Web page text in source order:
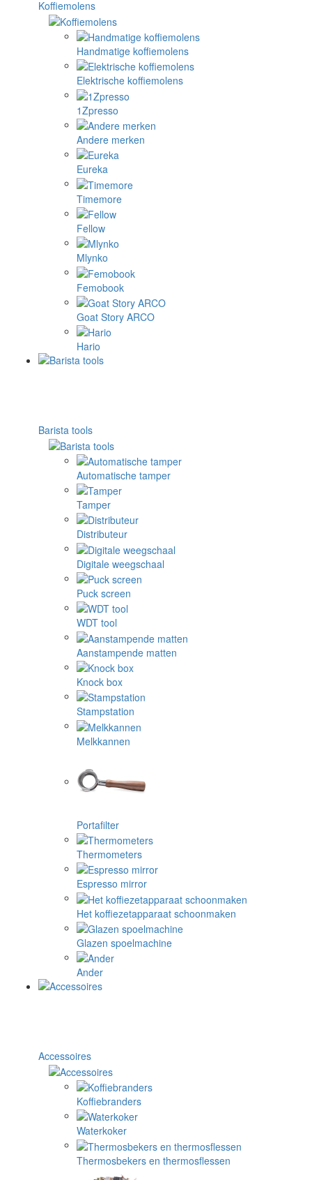
Koffiemolens
Handmatige koffiemolens
Elektrische koffiemolens
1Zpresso
Andere merken
Eureka
Timemore
Fellow
Mlynko
Femobook
Goat Story ARCO
Hario
Barista tools
Automatische tamper
Tamper
Distributeur
Digitale weegschaal
Puck screen
WDT tool
Aanstampende matten
Knock box
Stampstation
Melkkannen
Portafilter
Thermometers
Espresso mirror
Het koffiezetapparaat schoonmaken
Glazen spoelmachine
Ander
Accessoires
Koffiebranders
Waterkoker
Thermosbekers en thermosflessen